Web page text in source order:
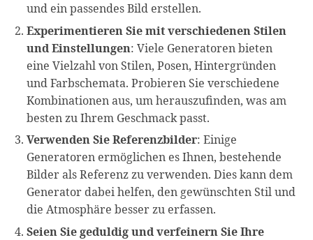
und ein passendes Bild erstellen.
Experimentieren Sie mit verschiedenen Stilen
und Einstellungen: Viele Generatoren bieten
eine Vielzahl von Stilen, Posen, Hintergründen
und Farbschemata. Probieren Sie verschiedene
Kombinationen aus, um herauszufinden, was am
besten zu Ihrem Geschmack passt.
Verwenden Sie Referenzbilder: Einige
Generatoren ermöglichen es Ihnen, bestehende
Bilder als Referenz zu verwenden. Dies kann dem
Generator dabei helfen, den gewünschten Stil und
die Atmosphäre besser zu erfassen.
Seien Sie geduldig und verfeinern Sie Ihre